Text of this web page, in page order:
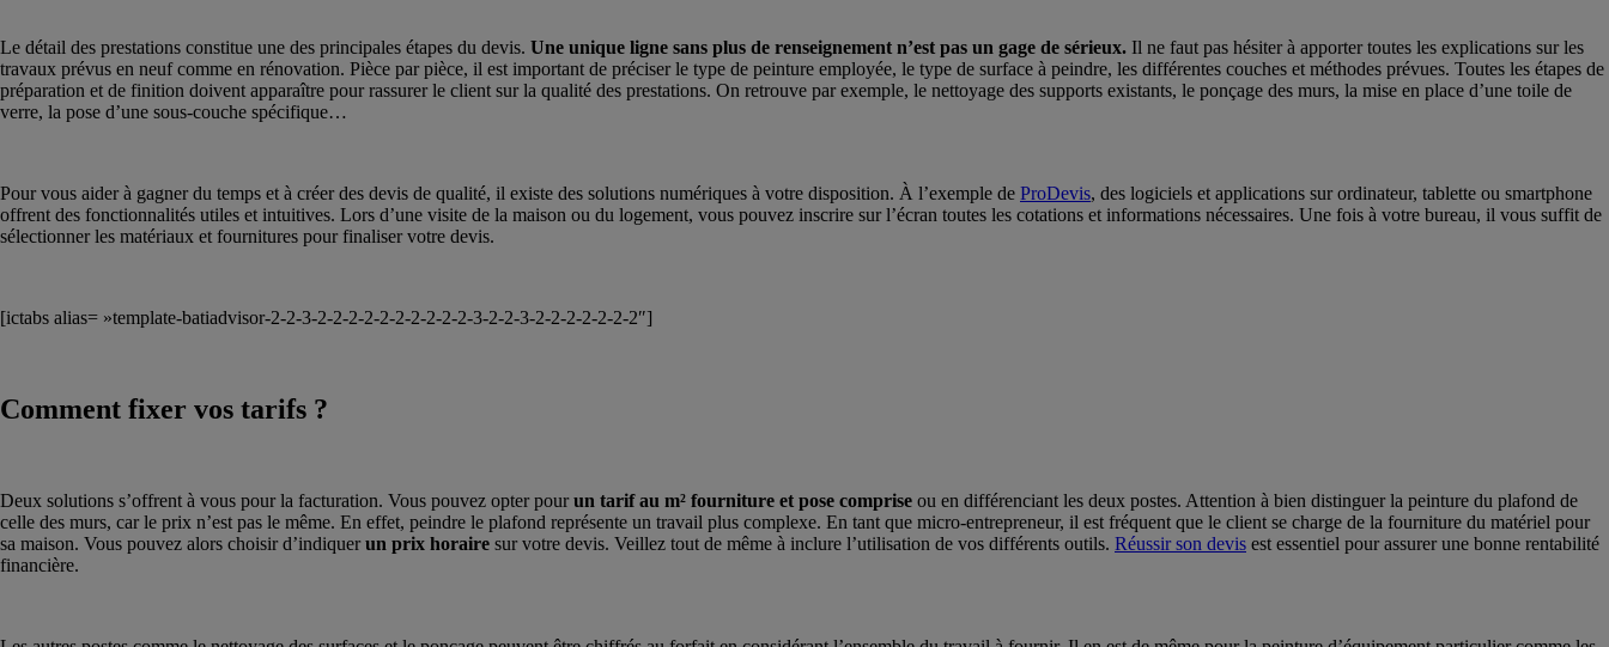
Le détail des prestations constitue une des principales étapes du devis. Une unique ligne sans plus de renseignement n’est pas un gage de sérieux. Il ne faut pas hésiter à apporter toutes les explications sur les
travaux prévus en neuf comme en rénovation. Pièce par pièce, il est important de préciser le type de peinture employée, le type de surface à peindre, les différentes couches et méthodes prévues. Toutes les étapes de
préparation et de finition doivent apparaître pour rassurer le client sur la qualité des prestations. On retrouve par exemple, le nettoyage des supports existants, le ponçage des murs, la mise en place d’une toile de
verre, la pose d’une sous-couche spécifique…
Pour vous aider à gagner du temps et à créer des devis de qualité, il existe des solutions numériques à votre disposition. À l’exemple de ProDevis, des logiciels et applications sur ordinateur, tablette ou smartphone
offrent des fonctionnalités utiles et intuitives. Lors d’une visite de la maison ou du logement, vous pouvez inscrire sur l’écran toutes les cotations et informations nécessaires. Une fois à votre bureau, il vous suffit de
sélectionner les matériaux et fournitures pour finaliser votre devis.
[ictabs alias= »template-batiadvisor-2-2-3-2-2-2-2-2-2-2-2-2-2-3-2-2-3-2-2-2-2-2-2-2″]
Comment fixer vos tarifs ?
Deux solutions s’offrent à vous pour la facturation. Vous pouvez opter pourun tarif au m² fourniture et pose comprise ou en différenciant les deux postes. Attention à bien distinguer la peinture du plafond de
celle des murs, car le prix n’est pas le même. En effet, peindre le plafond représente un travail plus complexe. En tant que micro-entrepreneur, il est fréquent que le client se charge de la fourniture du matériel pour
sa maison. Vous pouvez alors choisir d’indiquerun prix horaire sur votre devis. Veillez tout de même à inclure l’utilisation de vos différents outils. Réussir son devis est essentiel pour assurer une bonne rentabilité
financière.